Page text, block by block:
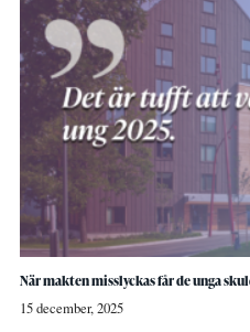
När makten misslyckas får de unga
15 december, 2025